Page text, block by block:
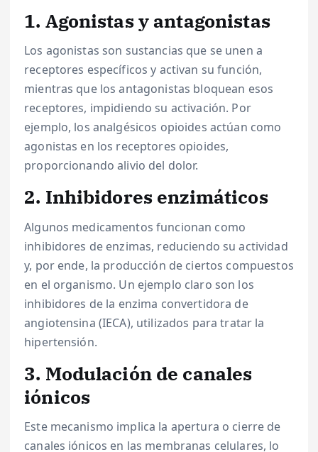
1. Agonistas y antagonistas
Los agonistas son sustancias que se unen a
receptores específicos y activan su función,
mientras que los antagonistas bloquean esos
receptores, impidiendo su activación. Por
ejemplo, los analgésicos opioides actúan como
agonistas en los receptores opioides,
proporcionando alivio del dolor.
2. Inhibidores enzimáticos
Algunos medicamentos funcionan como
inhibidores de enzimas, reduciendo su actividad
y, por ende, la producción de ciertos compuestos
en el organismo. Un ejemplo claro son los
inhibidores de la enzima convertidora de
angiotensina (IECA), utilizados para tratar la
hipertensión.
3. Modulación de canales
iónicos
Este mecanismo implica la apertura o cierre de
canales iónicos en las membranas celulares, lo